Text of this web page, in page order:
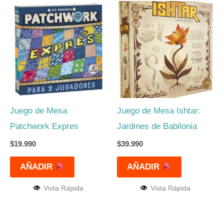
Juego de Mesa
Patchwork Expres
$19.990
AÑADIR
Vista Rápida
Juego de Mesa Ishtar:
Jardines de Babilonia
$39.990
AÑADIR
Vista Rápida